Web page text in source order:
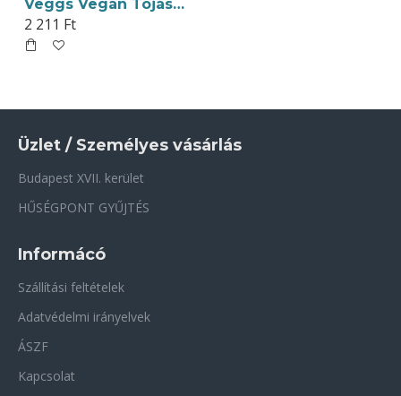
Veggs Vegán Tojáspótló (32 db Tojás Pótlás) 102g
2 211 Ft
Üzlet / Személyes vásárlás
Budapest XVII. kerület
HŰSÉGPONT GYŰJTÉS
Informácó
Szállítási feltételek
Adatvédelmi irányelvek
ÁSZF
Kapcsolat